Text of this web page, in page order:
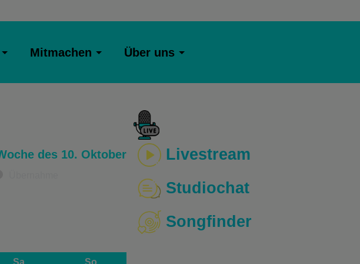
Mitmachen Über uns
des 10. Oktober
Livestream
Studiochat
Songfinder